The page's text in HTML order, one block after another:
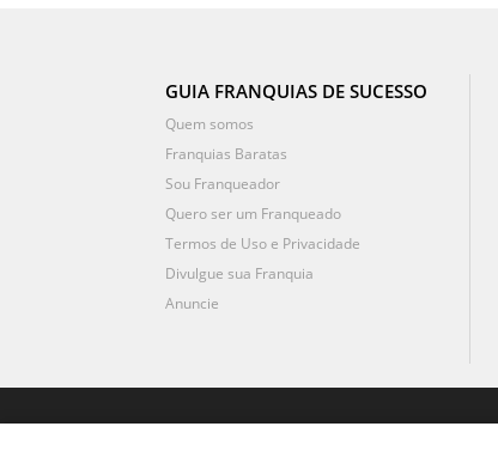
GUIA FRANQUIAS DE SUCESSO
Quem somos
Franquias Baratas
Sou Franqueador
Quero ser um Franqueado
Termos de Uso e Privacidade
Divulgue sua Franquia
Anuncie